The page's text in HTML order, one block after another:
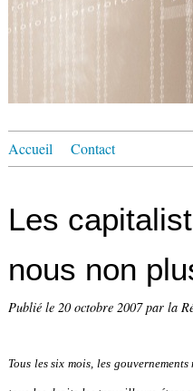
Accueil Contact
Les
nous non
Publié le 20 octobre 2007par la
Tous les six mois, les